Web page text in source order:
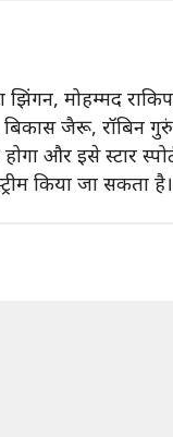
मोहम्मद
जैरू, रॉबिन
और इसे स्टार
किया जा सकता है।